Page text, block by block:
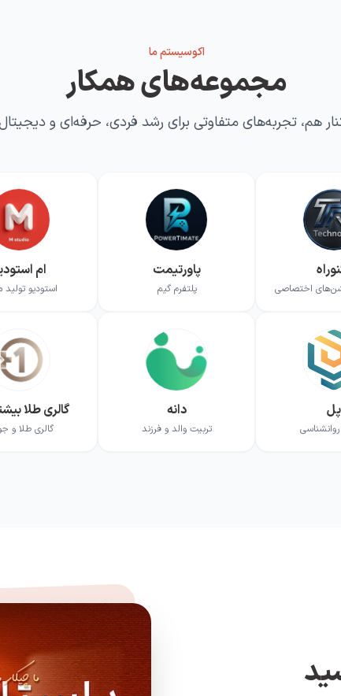
اکوسیستم ما
مجموعه‌های همکار
هم، تجربه‌های متفاوتی برای رشد فردی، حرفه‌ای و
اختصاصی
پاورتیمت
پلتفرم گیم
ام
استودیو تولید
پل دانه
تربیت والد و فرزند
گالری طلا
گالری طلا و